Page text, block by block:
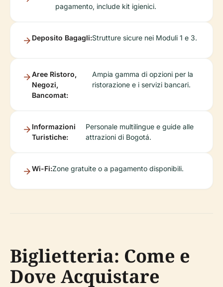
pagamento, include kit igienici.
Deposito Bagagli:Strutture sicure nei Moduli 1 e 3.
Aree Ristoro,
Negozi,
Bancomat:
Ampia gamma di opzioni per la
ristorazione e i servizi bancari.
Informazioni
Turistiche:
Personale multilingue e guide alle
attrazioni di Bogotá.
Wi-Fi:Zone gratuite o a pagamento disponibili.
Biglietteria: Come e
Dove Acquistare